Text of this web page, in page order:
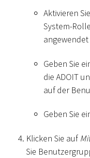
Aktivieren Sie
System-
Geben Sie
die ADOIT
auf der
Geben Sie
Klicken Sie auf
Sie